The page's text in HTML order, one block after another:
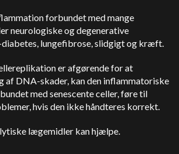
forbundet med mange
neurologiske og degenerative
diabetes, lungefibrose, slidgigt og kræft.
er afgørende for at
af DNA-skader, kan den inflammatoriske
med senescente celler, føre til
hvis den ikke håndteres korrekt.
lægemidler kan hjælpe.